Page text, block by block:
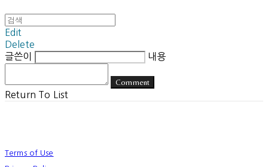
Edit
Delete
글쓴이
내용
Comment
Return To List
Terms of Use